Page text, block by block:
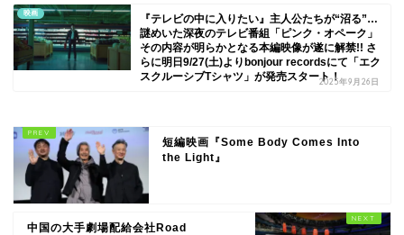
映画
『テレビの中に入りたい』主人公たちが“沼る”…
謎めいた深夜のテレビ番組「ピンク・オペーク」
その内容が明らかとなる本編映像が遂に解禁!! さ
らに明日9/27(土)よりbonjour recordsにて「エク
スクルーシブTシャツ」が発売スタート！2025年9月26日
短編映画『Some Body Comes Into
the Light』
中国の大手劇場配給会社Road